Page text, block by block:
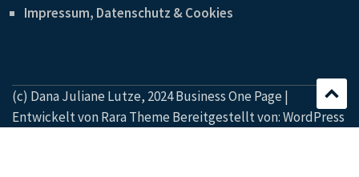
Impressum, Datenschutz & Cookies
(c) Dana Juliane Lutze, 2024 Business One Page |
Entwickelt vonRara Theme Bereitgestellt von:WordPress